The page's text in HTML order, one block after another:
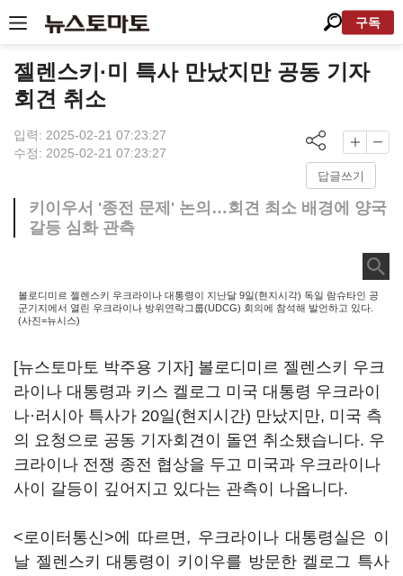
구독
젤렌스키·미 특사 만났지만 공동 기자
회견 취소
입력: 2025-02-21 07:23:27
수정: 2025-02-21 07:23:27
답글쓰기
키이우서 '종전 문제' 논의…회견 최소 배경에 양국
갈등 심화 관측
볼로디미르 젤렌스키 우크라이나 대통령이 지난달 9일(현지시각) 독일 람슈타인 공
군기지에서 열린 우크라이나 방위연락그룹(UDCG) 회의에 참석해 발언하고 있다.
(사진=뉴시스)
[뉴스토마토 박주용 기자] 볼로디미르 젤렌스키 우크
라이나 대통령과 키스 켈로그 미국 대통령 우크라이
나·러시아 특사가 20일(현지시간) 만났지만, 미국 측
의 요청으로 공동 기자회견이 돌연 취소됐습니다. 우
크라이나 전쟁 종전 협상을 두고 미국과 우크라이나
사이 갈등이 깊어지고 있다는 관측이 나옵니다.
<로이터통신>에 따르면, 우크라이나 대통령실은 이
날 젤렌스키 대통령이 키이우를 방문한 켈로그 특사